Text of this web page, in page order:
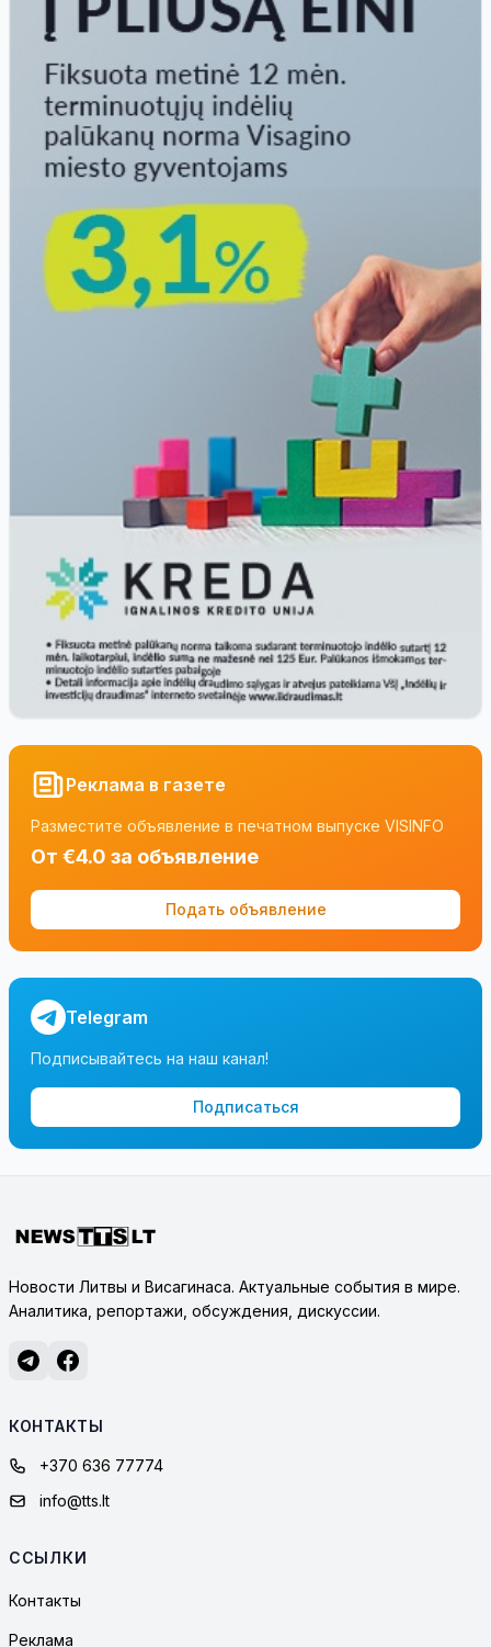
Реклама в газете
Разместите объявление в печатном выпуске VISINFO
От €4.0 за объявление
Подать объявление
Telegram
Подписывайтесь на наш канал!
Подписаться
Новости Литвы и Висагинаса. Актуальные события в мире.
Аналитика, репортажи, обсуждения, дискуссии.
КОНТАКТЫ
+370 636 77774
info@tts.lt
ССЫЛКИ
Контакты
Реклама